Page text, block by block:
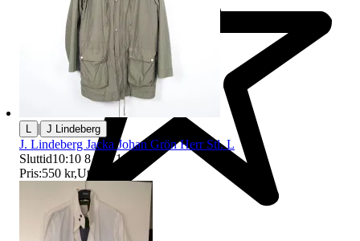
| J Lindeberg
J. Lindeberg Jacka Johan Grön Herr Stl. L
Sluttid10:10 8 aug 10:10
Pris:550 kr,Utropspris